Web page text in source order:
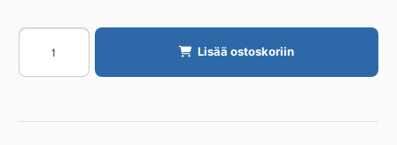
Radiaattori
PURMO
FCV
Ventil
Lisää ostoskoriin